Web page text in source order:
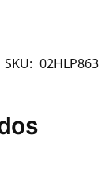
SKU: 02HLP863